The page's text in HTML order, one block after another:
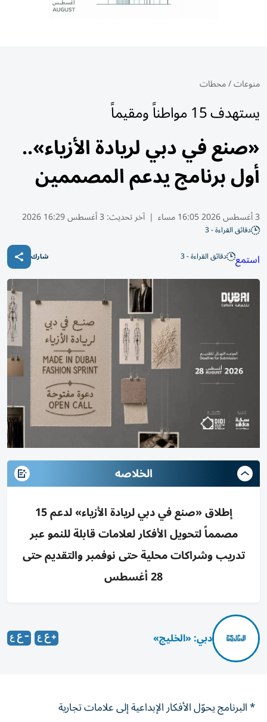
منوعات/محطات
يستهدف 15 مواطناً ومقيماً
«صنع في دبي لريادة الأزياء»..
أول برنامج يدعم المصممين
3 أغسطس 2026 16:05 مساء | آخر تحديث: 3 أغسطس 16:29 2026
دقائق القراءة - 3
استمع دقائق القراءة - 3 شارك
الخلاصه
إطلاق «صنع في دبي لريادة الأزياء» لدعم 15
مصمماً لتحويل الأفكار لعلامات قابلة للنمو عبر
تدريب وشراكات محلية حتى نوفمبر والتقديم حتى
28 أغسطس
دبي: «الخليج»
* خلود خوري: مسار عملي يدعم تطوير القدرات